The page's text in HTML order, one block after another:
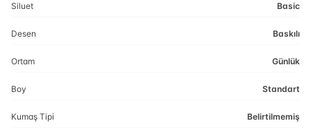
Siluet Basic
Desen Baskılı
Ortam Günlük
Boy Standart
Kumaş Tipi Belirtilmemiş